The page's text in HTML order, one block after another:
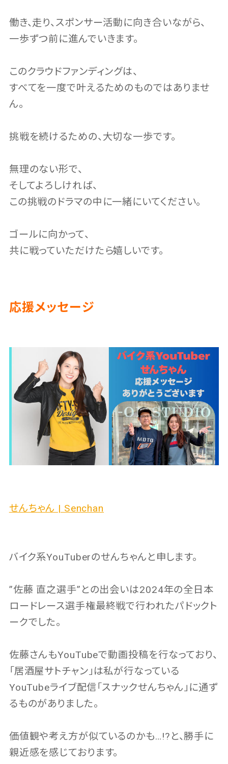
働き、走り、スポンサー活動に向き合いながら、
一歩ずつ前に進んでいきます。
このクラウドファンディングは、
すべてを一度で叶えるためのものではありませ
ん。
挑戦を続けるための、大切な一歩です。
無理のない形で、
そしてよろしければ、
この挑戦のドラマの中に一緒にいてください。
ゴールに向かって、
共に戦っていただけたら嬉しいです。
応援メッセージ
せんちゃん | Senchan
バイク系YouTuberのせんちゃんと申します。
”佐藤 直之選手”との出会いは2024年の全日本
ロードレース選手権最終戦で行われたパドックト
ークでした。
佐藤さんもYouTubeで動画投稿を行なっており、
「居酒屋サトチャン」は私が行なっている
YouTubeライブ配信「スナックせんちゃん」に通ず
るものがありました。
価値観や考え方が似ているのかも…!?と、勝手に
親近感を感じております。